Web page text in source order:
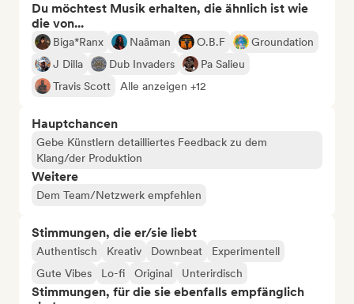
Du möchtest Musik erhalten, die ähnlich ist wie
die von...
Biga*Ranx Naâman O.B.F
Groundation
J Dilla
Dub Invaders
Pa Salieu
Travis Scott
Alle anzeigen +12
Hauptchancen
Gebe Künstlern detailliertes Feedback zu dem
Klang/der Produktion
Weitere
Dem Team/Netzwerk empfehlen
Stimmungen, die er/sie liebt
Authentisch Kreativ Downbeat
Experimentell
Gute Vibes
Lo-fi Original Unterirdisch
Stimmungen, für die sie ebenfalls empfänglich